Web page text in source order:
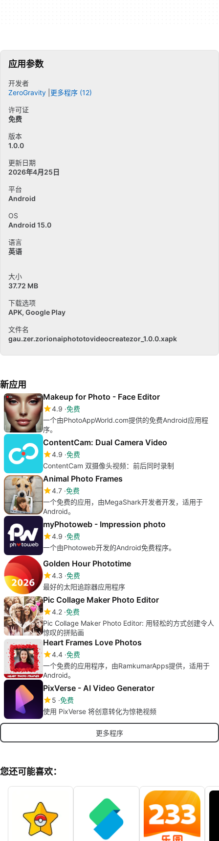
应用参数
开发者
ZeroGravity 更多程序 (12)
许可证
免费
版本
1.0.0
更新日期
2026年4月25日
平台
Android
OS
Android 15.0
语言
英语
大小
37.72 MB
下载选项
APK, Google Play
文件名
gau.zer.zorionaiphototovideocreatezor_1.0.0.xapk
新应用
Makeup for Photo - Face Editor
4.9 免费
一个由PhotoAppWorld.com提供的免费Android应用程
序。
ContentCam: Dual Camera Video
4.9 免费
ContentCam 双摄像头视频：前后同时录制
Animal Photo Frames
4.7 免费
一个免费的应用，由MegaShark开发者开发，适用于
Android。
myPhotoweb - Impression photo
4.9 免费
一个由Photoweb开发的Android免费程序。
Golden Hour Phototime
4.3 免费
最好的太阳追踪器应用程序
Pic Collage Maker Photo Editor
4.2 免费
Pic Collage Maker Photo Editor: 用轻松的方式创建令人
惊叹的拼贴画
Heart Frames Love Photos
4.4 免费
一个免费的应用程序，由RamkumarApps提供，适用于
Android。
PixVerse - AI Video Generator
5 免费
使用 PixVerse 将创意转化为惊艳视频
更多程序
您还可能喜欢：